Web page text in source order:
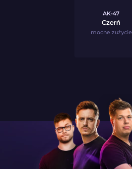
AK-47
Czerń
mocne zużycie